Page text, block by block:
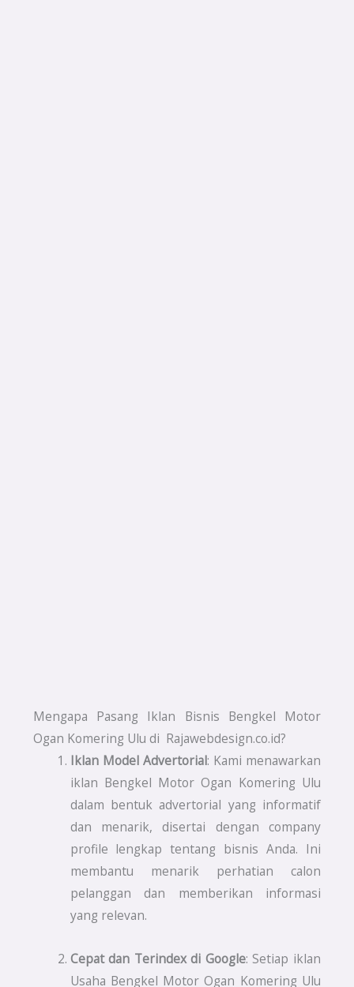
Mengapa Pasang Iklan Bisnis Bengkel Motor
Ogan Komering Ulu di Rajawebdesign.co.id?
Iklan Model Advertorial: Kami menawarkan
iklan Bengkel Motor Ogan Komering Ulu
dalam bentuk advertorial yang informatif
dan menarik, disertai dengan company
profile lengkap tentang bisnis Anda. Ini
membantu menarik perhatian calon
pelanggan dan memberikan informasi
yang relevan.
Cepat dan Terindex di Google: Setiap iklan
Usaha Bengkel Motor Ogan Komering Ulu